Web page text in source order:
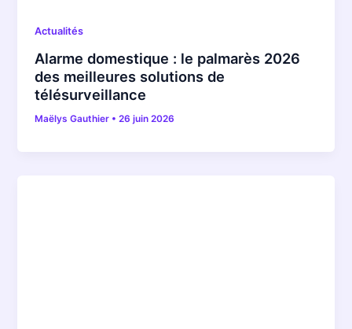
Actualités
Alarme domestique : le palmarès 2026
des meilleures solutions de
télésurveillance
Maëlys Gauthier •26 juin 2026